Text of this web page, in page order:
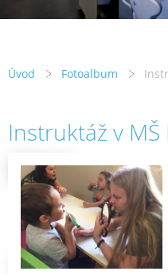
Úvod Fotoalbum
Instruktáž v